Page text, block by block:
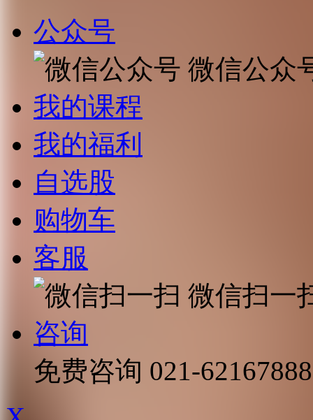
公众号
微信公众
我的课程
我的福利
自选股
购物车
客服
微信扫一
咨询
免费咨询 021-62167888